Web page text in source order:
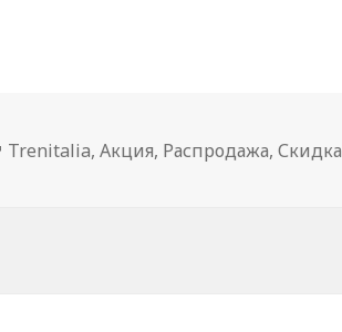
Метки
Trenitalia,Акция, Распродажа,Скидка